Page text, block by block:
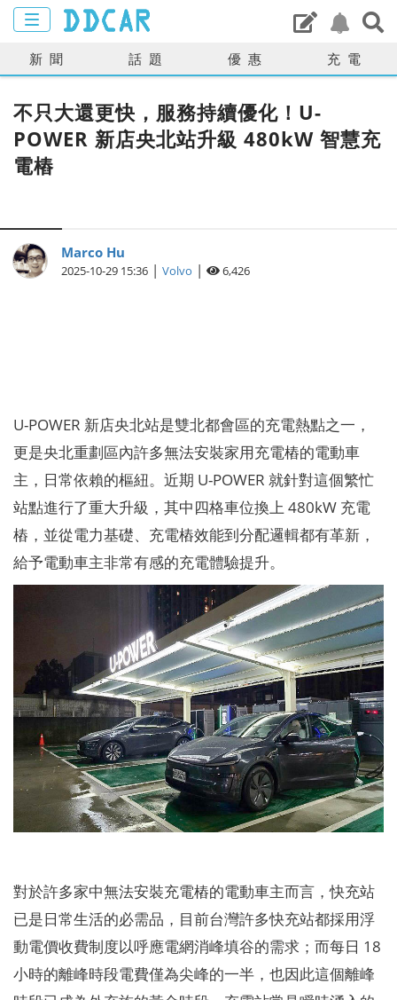
新聞 話題 優惠 充電
不只大還更快，服務持續優化！U-
POWER 新店央北站升級 480kW 智慧充
電樁
Marco Hu
2025-10-29 15:36 | Volvo | 6,426
U-POWER 新店央北站是雙北都會區的充電熱點之一，
更是央北重劃區內許多無法安裝家用充電樁的電動車
主，日常依賴的樞紐。近期 U-POWER 就針對這個繁忙
站點進行了重大升級，其中四格車位換上 480kW 充電
樁，並從電力基礎、充電樁效能到分配邏輯都有革新，
給予電動車主非常有感的充電體驗提升。
對於許多家中無法安裝充電樁的電動車主而言，快充站
已是日常生活的必需品，目前台灣許多快充站都採用浮
動電價收費制度以呼應電網消峰填谷的需求；而每日 18
小時的離峰時段電費僅為尖峰的一半，也因此這個離峰